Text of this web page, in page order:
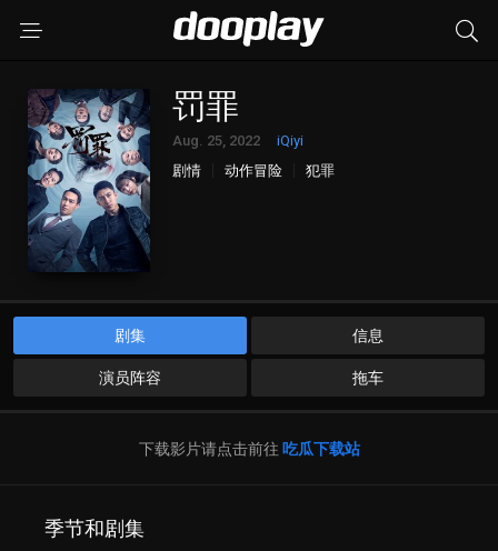
罚罪
Aug. 25, 2022
iQiyi
剧情
动作冒险 犯罪
剧集 信息
演员阵容 拖车
下载影片请点击前往 吃瓜下载站
季节和剧集